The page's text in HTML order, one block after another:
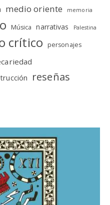
medio oriente memoria
Música narrativas Palestina
crítico personajes
reseñas